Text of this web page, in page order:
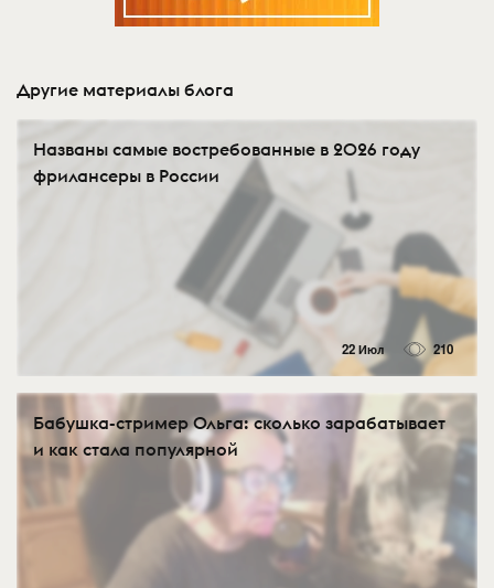
Другие материалы блога
Названы самые востребованные в 2026 году
фрилансеры в России
22 Июл 210
Бабушка-стример Ольга: сколько зарабатывает
и как стала популярной